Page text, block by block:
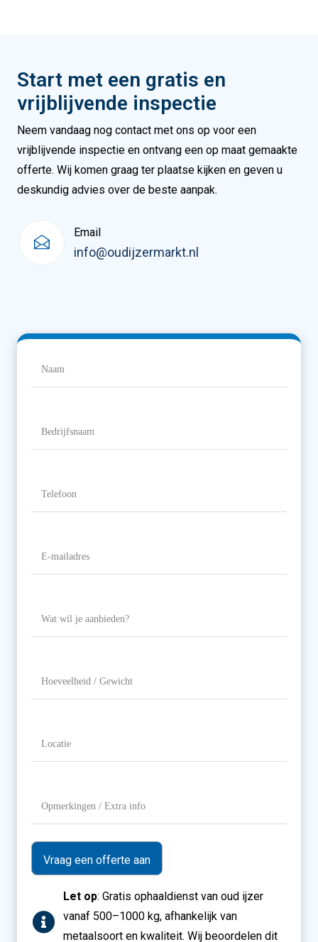
Start met een gratis en
vrijblijvende inspectie
Neem vandaag nog contact met ons op voor een
vrijblijvende inspectie en ontvang een op maat gemaakte
offerte. Wij komen graag ter plaatse kijken en geven u
deskundig advies over de beste aanpak.
Email
info@oudijzermarkt.nl
Extra
info
Let op: Gratis ophaaldienst van oud ijzer
vanaf 500–1000 kg, afhankelijk van
metaalsoort en kwaliteit. Wij beoordelen dit